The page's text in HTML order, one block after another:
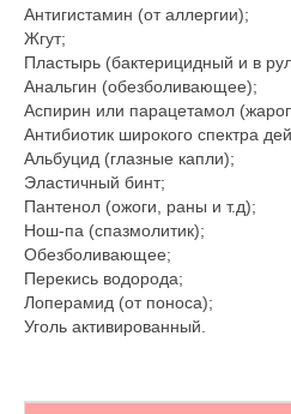
Антигистамин (от аллергии);
Жгут;
Пластырь (бактерицидный и в
Анальгин (обезболивающее);
Аспирин или парацетамол
Антибиотик широкого спектра
Альбуцид (глазные капли);
Эластичный бинт;
Пантенол (ожоги, раны и т.д);
Нош-па (спазмолитик);
Обезболивающее;
Перекись водорода;
Лоперамид (от поноса);
Уголь активированный.